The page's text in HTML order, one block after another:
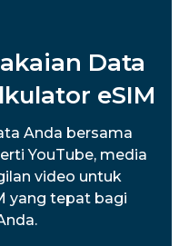
Data
eSIM
Anda bersama
YouTube, media
video untuk
yang tepat bagi